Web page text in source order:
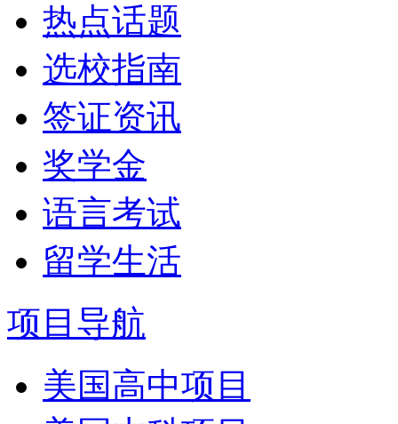
热点话题
选校指南
签证资讯
奖学金
语言考试
留学生活
项目导航
美国高中项目